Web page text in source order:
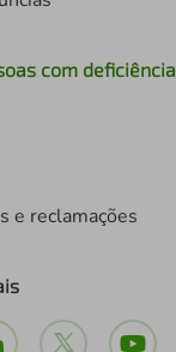
com deficiência
e reclamações